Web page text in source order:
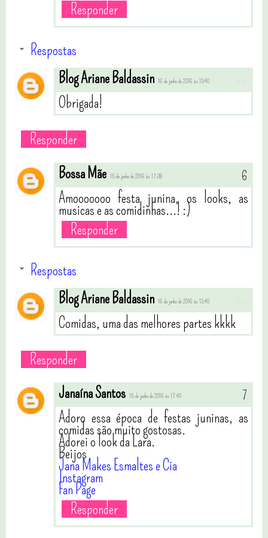
Responder
Respostas
Blog Ariane Baldassin 16 de junho de 2016 às 13:40
Obrigada!
Responder
Bossa Mãe 15 de junho de 2016 às 17:38
Amooooooo festa junina, os looks, as
musicas e as comidinhas...! :)
Responder
Respostas
Blog Ariane Baldassin 16 de junho de 2016 às 13:40
Comidas, uma das melhores partes kkkk
Responder
Janaína Santos 15 de junho de 2016 às 17:40
Adoro essa época de festas juninas, as
comidas são muito gostosas.
Adorei o look da Lara.
Beijos
Jana Makes Esmaltes e Cia
Instagram
Fan Page
Responder